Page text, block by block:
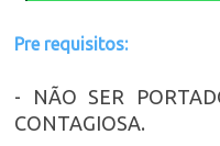
Pre requisitos:
- NÃO SER
CONTAGIOSA.